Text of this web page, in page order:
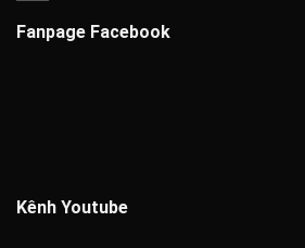
Fanpage Facebook
Kênh Youtube